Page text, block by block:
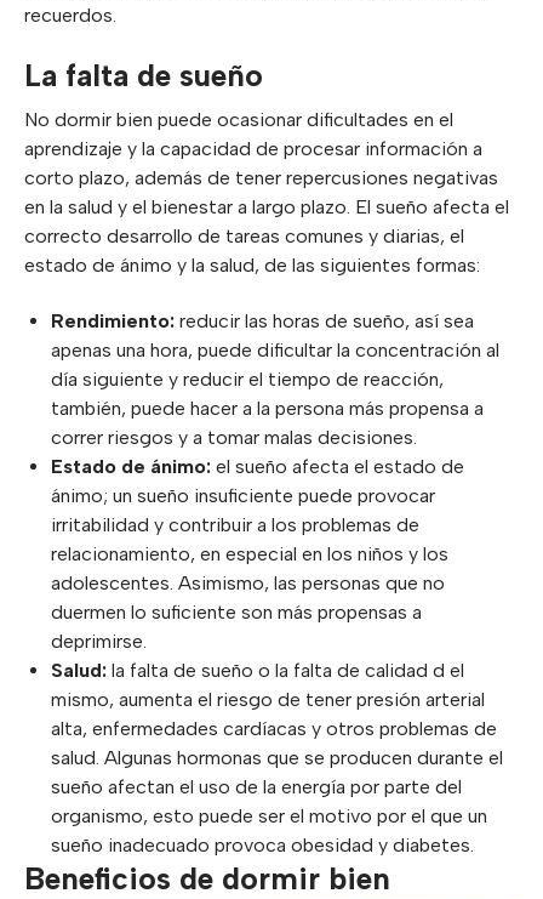
recuerdos.
La falta de sueño
No dormir bien puede ocasionar dificultades en el
aprendizaje y la capacidad de procesar información a
corto plazo, además de tener repercusiones negativas
en la salud y el bienestar a largo plazo. El sueño afecta el
correcto desarrollo de tareas comunes y diarias, el
estado de ánimo y la salud, de las siguientes formas:
Rendimiento: reducir las horas de sueño, así sea
apenas una hora, puede dificultar la concentración al
día siguiente y reducir el tiempo de reacción,
también, puede hacer a la persona más propensa a
correr riesgos y a tomar malas decisiones.
Estado de ánimo: el sueño afecta el estado de
ánimo; un sueño insuficiente puede provocar
irritabilidad y contribuir a los problemas de
relacionamiento, en especial en los niños y los
adolescentes. Asimismo, las personas que no
duermen lo suficiente son más propensas a
deprimirse.
Salud: la falta de sueño o la falta de calidad d el
mismo, aumenta el riesgo de tener presión arterial
alta, enfermedades cardíacas y otros problemas de
salud. Algunas hormonas que se producen durante el
sueño afectan el uso de la energía por parte del
organismo, esto puede ser el motivo por el que un
sueño inadecuado provoca obesidad y diabetes.
Beneficios de dormir bien